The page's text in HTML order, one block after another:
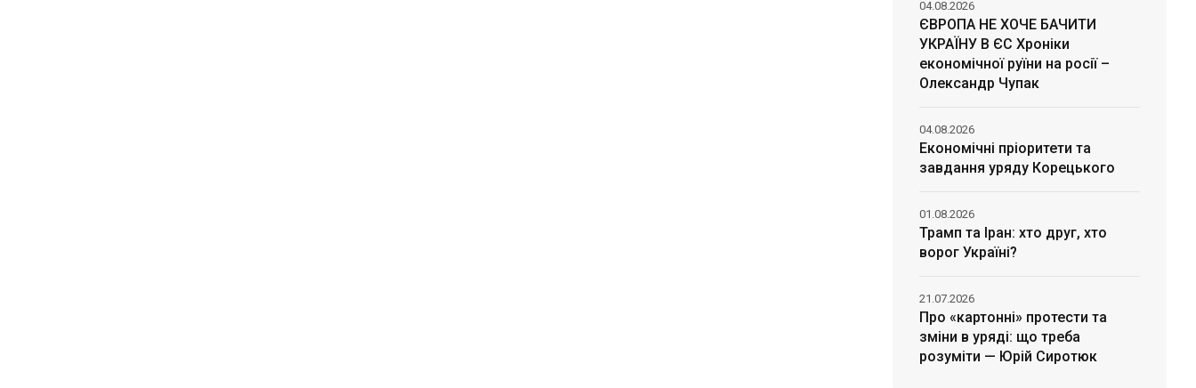
ЄВРОПА НЕ ХОЧЕ БАЧИТИ
УКРАЇНУ В ЄС Хроніки
економічної руїни на росії –
Олександр Чупак
04.08.2026
Економічні пріоритети та
завдання уряду Корецького
04.08.2026
Трамп та Іран: хто друг, хто
ворог Україні?
01.08.2026
Про «картонні» протести та
зміни в уряді: що треба
розуміти — Юрій Сиротюк
21.07.2026